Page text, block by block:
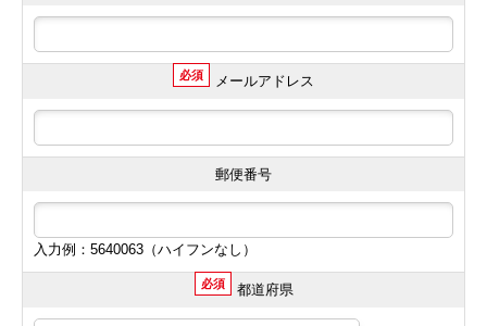
必須 メールアドレス
郵便番号
入力例：5640063（ハイフンなし）
必須 都道府県